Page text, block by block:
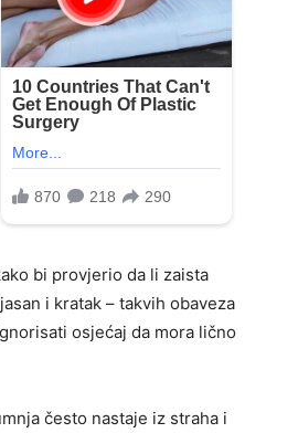
bi provjerio da li zaista
i kratak – takvih obaveza
osjećaj da mora lično
često nastaje iz straha i